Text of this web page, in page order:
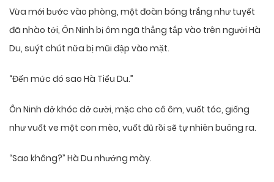
Vừa mới bước vào phòng, một đoàn bóng trắng như tuyết
đã nhào tới, Ôn Ninh bị ôm ngã thẳng tắp vào trên người Hà
Du, suýt chút nữa bị mũi đập vào mặt.
“Đến mức đó sao Hà Tiểu Du.”
Ôn Ninh dở khóc dở cười, mặc cho cô ôm, vuốt tóc, giống
như vuốt ve một con mèo, vuốt đủ rồi sẽ tự nhiên buông ra.
“Sao không?” Hà Du nhướng mày.